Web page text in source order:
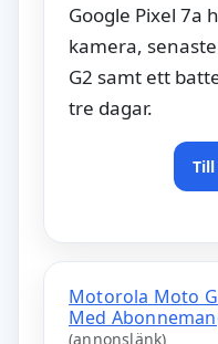
Google Pixel 7a
kamera,
G2 samt ett
tre dagar.
Motorola Moto
Med
(annonslänk)